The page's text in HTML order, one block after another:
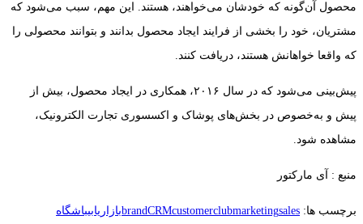
محصول آن‌گونه که خودشان می‌خواهند، هستند. این مهم، سبب می‌شود که
مشتریان، خود را بخشی از فرایند ایجاد محصول بدانند و بتوانند محصولی را
که واقعا خواهانش هستند، دریافت کنند.
پیش‌بینی می‌شود که در سال ۲۰۱۶، همکاری در ایجاد محصول، بیش از
پیش و به‌خصوص در بخش‌های پوشاک و اکسسوری تجارت الکترونیک،
مشاهده شود.
منبع : آی مارکتور
برچسب ها: brandCRMcustomerclubmarketingsales بازاریابیباشگاه